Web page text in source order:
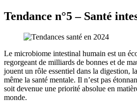
Tendance n°5 – Santé
Le microbiome intestinal humain est un
regorgeant de milliards de bonnes et de
jouent un rôle essentiel dans la digestion,
même la santé mentale. Il n’est pas
soit devenue une priorité absolue en
monde.